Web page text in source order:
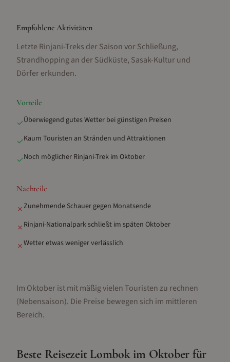
Empfohlene Aktivitäten
Letzte Rinjani-Treks der Saison vor Schließung,
Strandhopping an der Südküste, Sasak-Kultur und
Dörfer erkunden.
Vorteile
✓Überwiegend gutes Wetter bei günstigen Preisen
✓Kaum Touristen an Stränden und Attraktionen
✓Noch möglicher Rinjani-Trek im Oktober
Nachteile
✗Zunehmende Schauer gegen Monatsende
✗ Rinjani-Nationalpark schließt im späten Oktober
✗Wetter etwas weniger verlässlich
Im Oktober ist mit mäßig vielen Touristen zu rechnen
(Nebensaison). Die Preise bewegen sich im mittleren
Bereich.
Beste Reisezeit Lombokim Oktober für